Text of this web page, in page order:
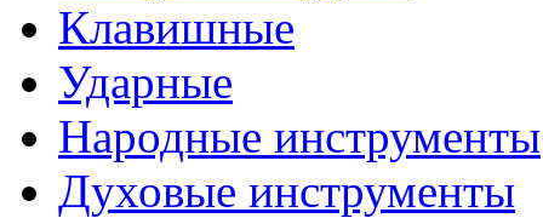
Клавишные
Ударные
Народные инструменты
Духовые инструменты